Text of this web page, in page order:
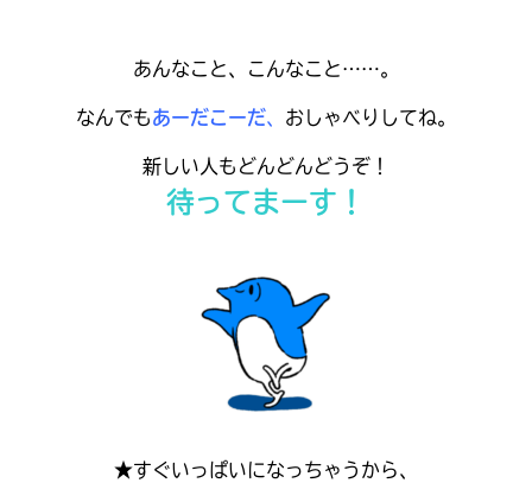
本を飛び出して
あんなこと、こんなこと……。
なんでもあーだこーだ、 おしゃべりしてね。
新しい人もどんどんどうぞ！
待ってまーす！
★すぐいっぱいになっちゃうから、